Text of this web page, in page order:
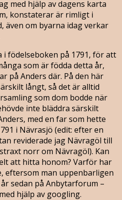
med hjälp av dagens karta
konstaterar är rimligt i
även om byarna idag verkar
födelseboken på 1791, för att
som är födda detta år,
på Anders där. På den här
långt, så det är alltid
som dom bodde när
inte bläddra särskilt
med en far som hette
i Nävrasjö (edit: efter en
reviderade jag Nävragöl till
norr om Nävragöl). Kan
att hitta honom? Varför har
eftersom man uppenbarligen
sedan på Anbytarforum –
hjälp av googling.